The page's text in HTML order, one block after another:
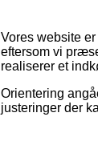
Vores website
eftersom vi
realiserer et
Orientering
justeringer der